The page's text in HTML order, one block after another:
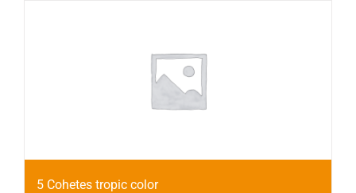
5 Cohetes tropic color